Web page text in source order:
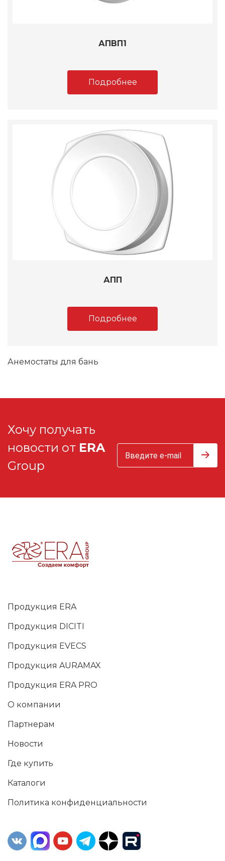
АПВП1
Подробнее
АПП
Подробнее
Анемостаты для бань
Хочу получать
новости от ERA
Group
Продукция ERA
Продукция DICITI
Продукция EVECS
Продукция AURAMAX
Продукция ERA PRO
О компании
Партнерам
Новости
Где купить
Каталоги
Политика конфиденциальности